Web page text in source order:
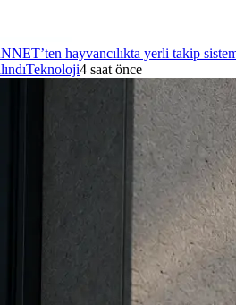
hayvancılıkta yerli takip
Teknoloji4 saat önce